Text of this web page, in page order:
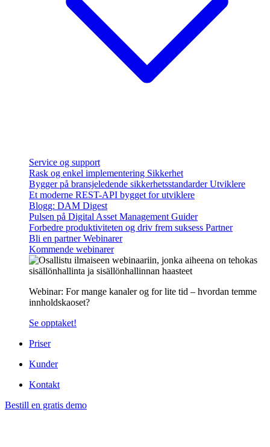
Service og support
Rask og enkel implementering Sikkerhet
Bygger på bransjeledende sikkerhetsstandarderUtviklere
Et moderne REST-API bygget for utviklere
Blogg: DAM Digest
Pulsen på Digital Asset Management Guider
Forbedre produktiviteten og driv frem suksess Partner
Bli en partnerWebinarer
Kommende webinarer
Webinar: For mange kanaler og for lite tid – hvordan temme
innholdskaoset?
Se opptaket!
Priser
Kunder
Kontakt
Bestill en gratis demo